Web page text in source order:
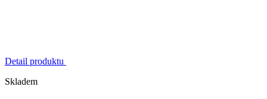
Detail produktu
Skladem